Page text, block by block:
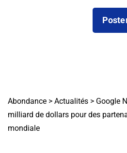
Abondance > Actualités > Google
milliard de dollars pour des
mondiale